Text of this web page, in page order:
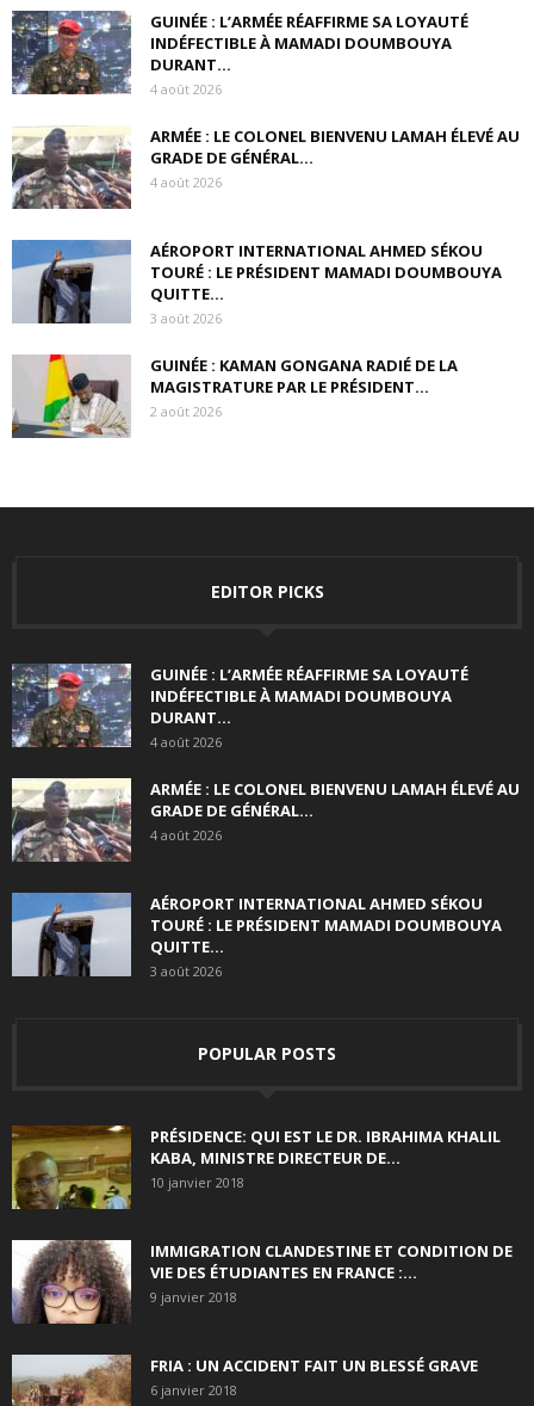
GUINÉE : L’ARMÉE RÉAFFIRME SA LOYAUTÉ
INDÉFECTIBLE À MAMADI DOUMBOUYA
DURANT...
4 août 2026
ARMÉE : LE COLONEL BIENVENU LAMAH ÉLEVÉ AU
GRADE DE GÉNÉRAL...
4 août 2026
AÉROPORT INTERNATIONAL AHMED SÉKOU
TOURÉ : LE PRÉSIDENT MAMADI DOUMBOUYA
QUITTE...
3 août 2026
GUINÉE : KAMAN GONGANA RADIÉ DE LA
MAGISTRATURE PAR LE PRÉSIDENT...
2 août 2026
EDITOR PICKS
GUINÉE : L’ARMÉE RÉAFFIRME SA LOYAUTÉ
INDÉFECTIBLE À MAMADI DOUMBOUYA
DURANT...
4 août 2026
ARMÉE : LE COLONEL BIENVENU LAMAH ÉLEVÉ AU
GRADE DE GÉNÉRAL...
4 août 2026
AÉROPORT INTERNATIONAL AHMED SÉKOU
TOURÉ : LE PRÉSIDENT MAMADI DOUMBOUYA
QUITTE...
3 août 2026
POPULAR POSTS
PRÉSIDENCE: QUI EST LE DR. IBRAHIMA KHALIL
KABA, MINISTRE DIRECTEUR DE...
10 janvier 2018
IMMIGRATION CLANDESTINE ET CONDITION DE
VIE DES ÉTUDIANTES EN FRANCE :...
9 janvier 2018
FRIA : UN ACCIDENT FAIT UN BLESSÉ GRAVE
6 janvier 2018